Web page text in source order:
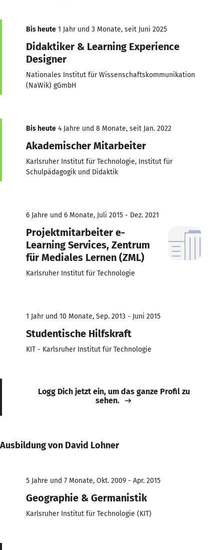
Bis heute 1 Jahr und 3 Monate, seit Juni 2025
Didaktiker & Learning Experience
Designer
Nationales Institut für Wissenschaftskommunikation
(NaWik) gGmbH
Bis heute 4 Jahre und 8 Monate, seit Jan. 2022
Akademischer Mitarbeiter
Karlsruher Institut für Technologie, Institut für
Schulpädagogik und Didaktik
6 Jahre und 6 Monate, Juli 2015 - Dez. 2021
Projektmitarbeiter e-
Learning Services, Zentrum
für Mediales Lernen (ZML)
Karlsruher Institut für Technologie
1 Jahr und 10 Monate, Sep. 2013 - Juni 2015
Studentische Hilfskraft
KIT - Karlsruher Institut für Technologie
Logg Dich jetzt ein, um das ganze Profil zu
sehen.
Ausbildung von David Lohner
5 Jahre und 7 Monate, Okt. 2009 - Apr. 2015
Geographie & Germanistik
Karlsruher Institut für Technologie (KIT)